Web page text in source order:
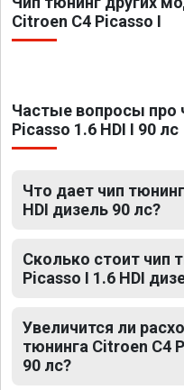
Citroen C4 Picasso I
Частые вопросы про
Picasso 1.6 HDI I 90 лс
Что дает чип
HDI дизель 90 лс?
Сколько стоит чип
Picasso I 1.6 HDI
Увеличится ли
тюнинга Citroen C4
90 лс?